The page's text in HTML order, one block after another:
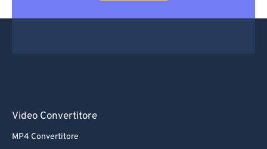
Video Convertitore
MP4 Convertitore